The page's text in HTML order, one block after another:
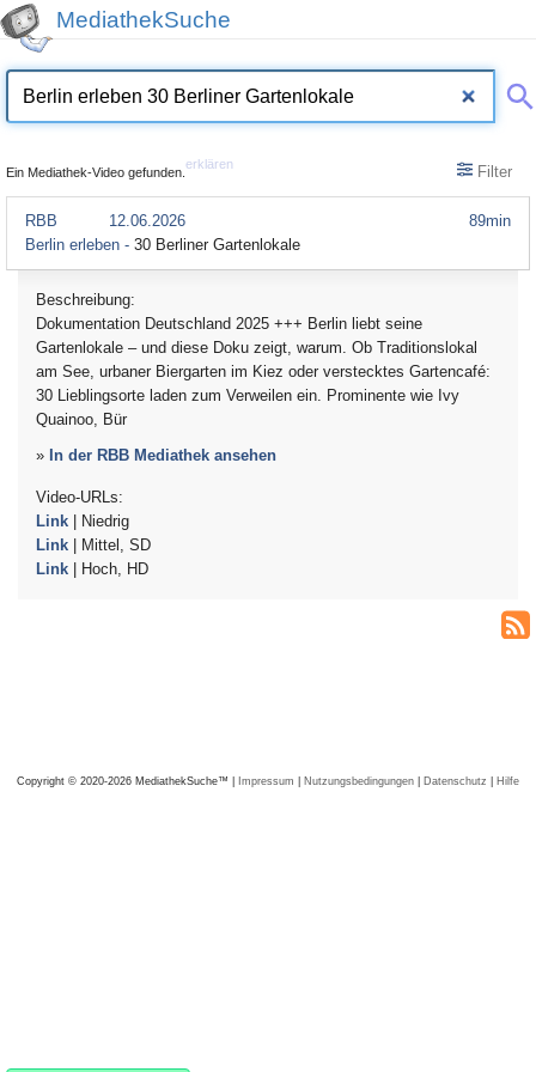
MediathekSuche
Ein Mediathek-Video gefunden.
erklären Filter
89min
RBB
12.06.2026
Berlin erleben - 30 Berliner Gartenlokale
Beschreibung:
Dokumentation Deutschland 2025 +++ Berlin liebt seine
Gartenlokale – und diese Doku zeigt, warum. Ob Traditionslokal
am See, urbaner Biergarten im Kiez oder verstecktes Gartencafé:
30 Lieblingsorte laden zum Verweilen ein. Prominente wie Ivy
Quainoo, Bür
» In der RBB Mediathek ansehen
Video-URLs:
Link | Niedrig
Link | Mittel, SD
Link | Hoch, HD
Copyright © 2020-2026 MediathekSuche™ | Impressum | Nutzungsbedingungen | Datenschutz | Hilfe